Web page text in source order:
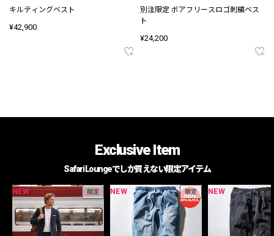
キルティングベスト
¥42,900
別注限定 ボアフリースロゴ刺繍ベス
ト
¥24,200
Exclusive Item
Safari Loungeでしか買えない限定アイテム
NEW 限定 NEW 限定 NEW